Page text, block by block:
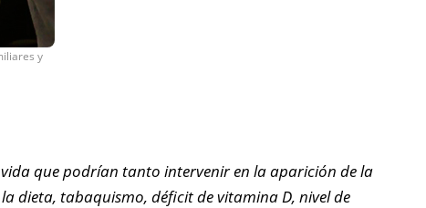
y
vida que podrían tanto intervenir en la aparición de la
dieta, tabaquismo, déficit de vitamina D, nivel de